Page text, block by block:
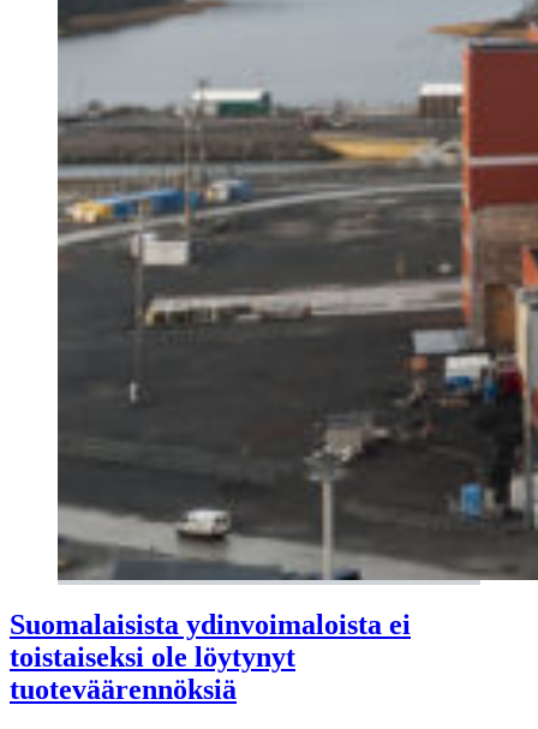
Suomalaisista ydinvoimaloista ei
toistaiseksi ole löytynyt
tuoteväärennöksiä